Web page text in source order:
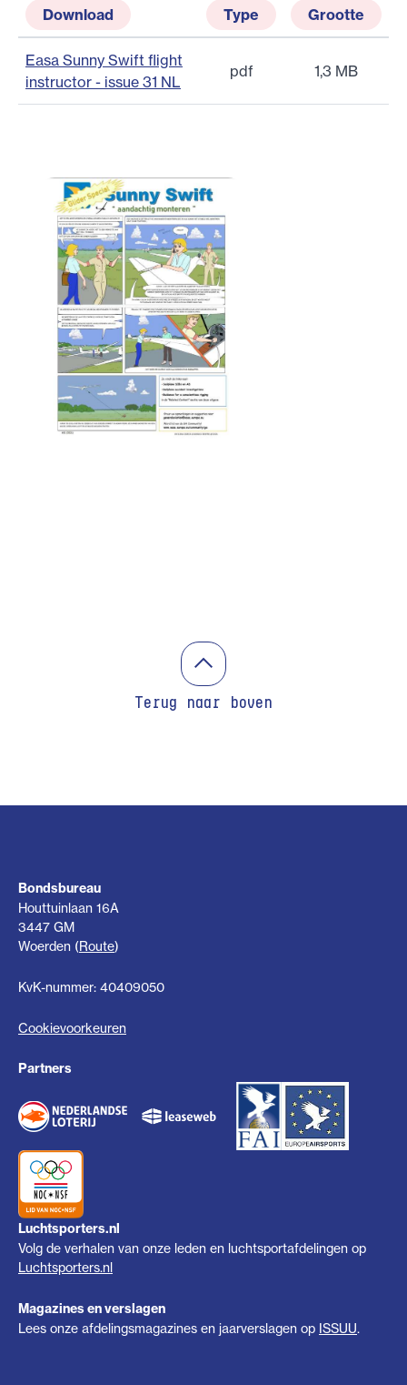
Download Type Grootte
Easa Sunny Swift flight
instructor - issue 31 NL
pdf 1,3 MB
Terug naar boven
Bondsbureau
Houttuinlaan 16A
3447 GM
Woerden (Route)
KvK-nummer: 40409050
Cookievoorkeuren
Partners
Luchtsporters.nl
Volg de verhalen van onze leden en luchtsportafdelingen op
Luchtsporters.nl
Magazines en verslagen
Lees onze afdelingsmagazines en jaarverslagen op ISSUU.